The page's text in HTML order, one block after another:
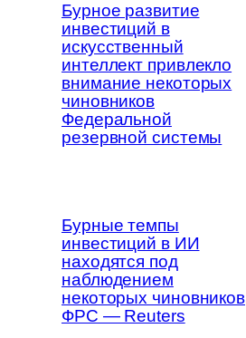
Бурное развитие
инвестиций в
искусственный
интеллект привлекло
внимание некоторых
чиновников
Федеральной
резервной системы
Бурные темпы
инвестиций в ИИ
находятся под
наблюдением
некоторых чиновников
ФРС — Reuters